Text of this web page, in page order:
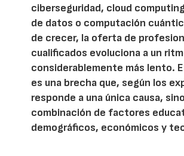
ciberseguridad, cloud
de datos o computación
de crecer, la oferta de
cualificados evoluciona a un
considerablemente más lento.
es una brecha que, según los
responde a una única causa,
combinación de factores
demográficos, económicos y